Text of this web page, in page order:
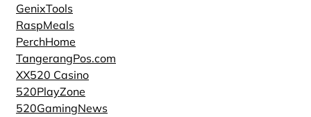
GenixTools
RaspMeals
PerchHome
TangerangPos.com
XX520 Casino
520PlayZone
520GamingNews